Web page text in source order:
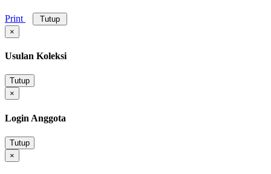
Print
Tutup
×
Usulan Koleksi
Tutup
×
Login Anggota
Tutup
×